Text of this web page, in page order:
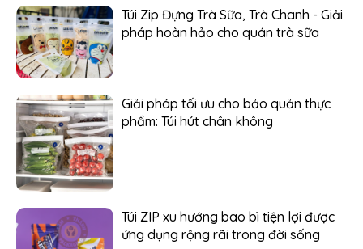
Túi Zip Đựng Trà Sữa, Trà Chanh - Giải
pháp hoàn hảo cho quán trà sữa
Giải pháp tối ưu cho bảo quản thực
phẩm: Túi hút chân không
Túi ZIP xu hướng bao bì tiện lợi được
ứng dụng rộng rãi trong đời sống